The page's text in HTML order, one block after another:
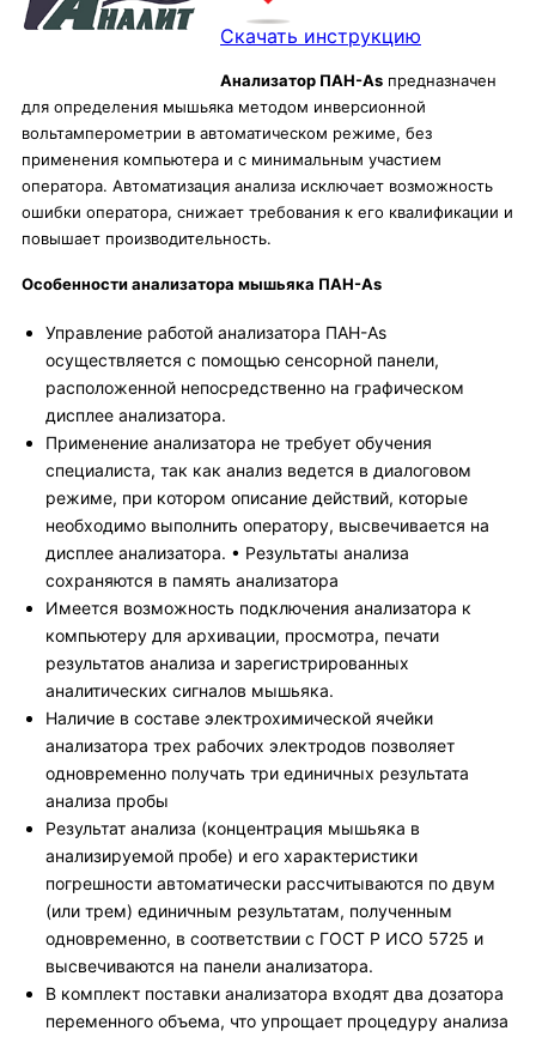
Скачать инструкцию
Анализатор ПАН-As предназначен
для определения мышьяка методом инверсионной
вольтамперометрии в автоматическом режиме, без
применения компьютера и с минимальным участием
оператора. Автоматизация анализа исключает возможность
ошибки оператора, снижает требования к его квалификации и
повышает производительность.
Особенности анализатора мышьяка ПАН-As
Управление работой анализатора ПАН-As
осуществляется с помощью сенсорной панели,
расположенной непосредственно на графическом
дисплее анализатора.
Применение анализатора не требует обучения
специалиста, так как анализ ведется в диалоговом
режиме, при котором описание действий, которые
необходимо выполнить оператору, высвечивается на
дисплее анализатора. • Результаты анализа
сохраняются в память анализатора
Имеется возможность подключения анализатора к
компьютеру для архивации, просмотра, печати
результатов анализа и зарегистрированных
аналитических сигналов мышьяка.
Наличие в составе электрохимической ячейки
анализатора трех рабочих электродов позволяет
одновременно получать три единичных результата
анализа пробы
Результат анализа (концентрация мышьяка в
анализируемой пробе) и его характеристики
погрешности автоматически рассчитываются по двум
(или трем) единичным результатам, полученным
одновременно, в соответствии с ГОСТ Р ИСО 5725 и
высвечиваются на панели анализатора.
В комплект поставки анализатора входят два дозатора
переменного объема, что упрощает процедуру анализа